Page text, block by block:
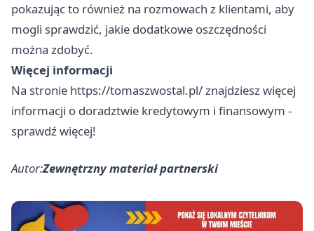
pokazując to również na rozmowach z klientami, aby
mogli sprawdzić, jakie dodatkowe oszczędności
można zdobyć.
Więcej informacji
Na stronie https://tomaszwostal.pl/znajdziesz więcej
informacji o doradztwie kredytowym i finansowym -
sprawdź więcej!
Autor:Zewnętrzny materiał partnerski